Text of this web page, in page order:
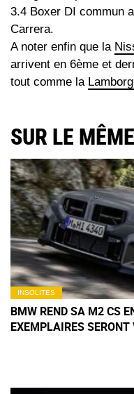
3.4 Boxer DI commun
Carrera.
A noter enfin que la
arrivent en 6ème et
tout comme la
SUR LE
INSOLITES
BMW REND SA M2 CS
EXEMPLAIRES